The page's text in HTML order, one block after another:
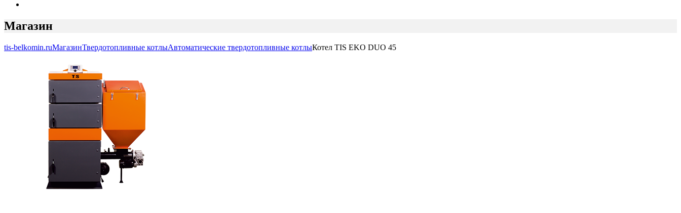
Магазин
tis-belkomin.ruМагазинТвердотопливные котлыАвтоматические твердотопливные котлыКотел TIS EKO DUO 45